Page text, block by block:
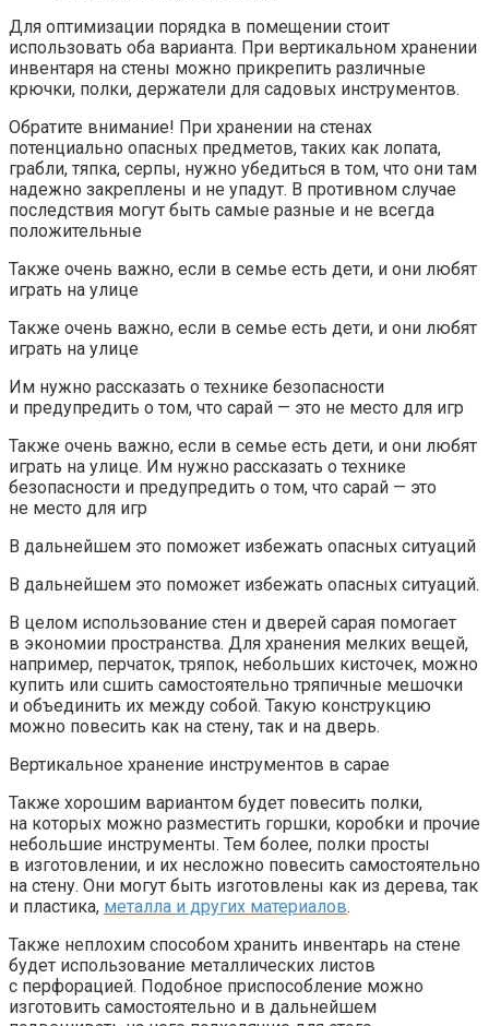
Для оптимизации порядка в помещении стоит
использовать оба варианта. При вертикальном хранении
инвентаря на стены можно прикрепить различные
крючки, полки, держатели для садовых инструментов.
Обратите внимание! При хранении на стенах
потенциально опасных предметов, таких как лопата,
грабли, тяпка, серпы, нужно убедиться в том, что они там
надежно закреплены и не упадут. В противном случае
последствия могут быть самые разные и не всегда
положительные
Также очень важно, если в семье есть дети, и они любят
играть на улице
Также очень важно, если в семье есть дети, и они любят
играть на улице
Им нужно рассказать о технике безопасности
и предупредить о том, что сарай — это не место для игр
Также очень важно, если в семье есть дети, и они любят
играть на улице. Им нужно рассказать о технике
безопасности и предупредить о том, что сарай — это
не место для игр
В дальнейшем это поможет избежать опасных ситуаций
В дальнейшем это поможет избежать опасных ситуаций.
В целом использование стен и дверей сарая помогает
в экономии пространства. Для хранения мелких вещей,
например, перчаток, тряпок, небольших кисточек, можно
купить или сшить самостоятельно тряпичные мешочки
и объединить их между собой. Такую конструкцию
можно повесить как на стену, так и на дверь.
Вертикальное хранение инструментов в сарае
Также хорошим вариантом будет повесить полки,
на которых можно разместить горшки, коробки и прочие
небольшие инструменты. Тем более, полки просты
в изготовлении, и их несложно повесить самостоятельно
на стену. Они могут быть изготовлены как из дерева, так
и пластика, металла и других материалов.
Также неплохим способом хранить инвентарь на стене
будет использование металлических листов
с перфорацией. Подобное приспособление можно
изготовить самостоятельно и в дальнейшем